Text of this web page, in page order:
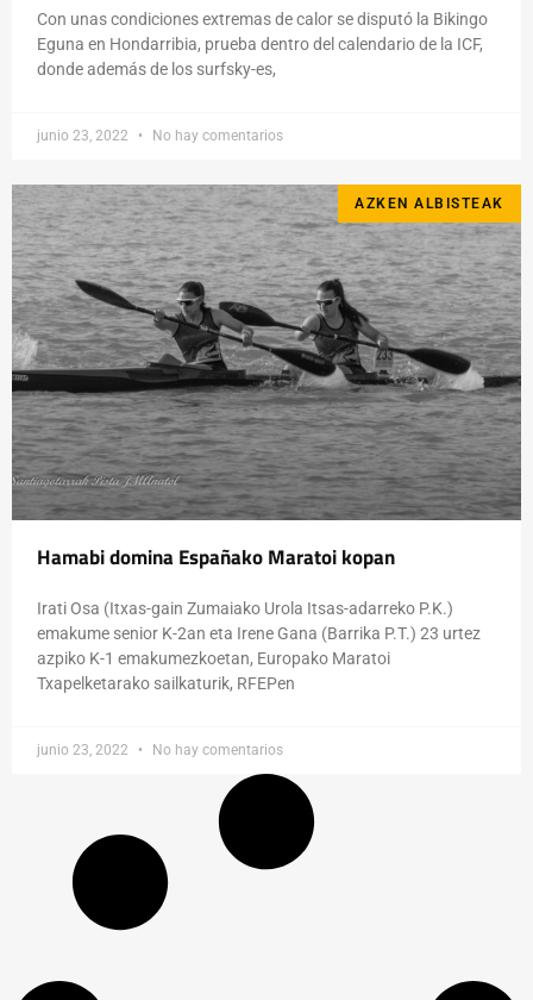
Con unas condiciones extremas de calor se disputó la Bikingo
Eguna en Hondarribia, prueba dentro del calendario de la ICF,
donde además de los surfsky-es,
junio 23, 2022 No hay comentarios
AZKEN ALBISTEAK
Hamabi domina Españako Maratoi kopan
Irati Osa (Itxas-gain Zumaiako Urola Itsas-adarreko P.K.)
emakume senior K-2an eta Irene Gana (Barrika P.T.) 23 urtez
azpiko K-1 emakumezkoetan, Europako Maratoi
Txapelketarako sailkaturik, RFEPen
junio 23, 2022 No hay comentarios